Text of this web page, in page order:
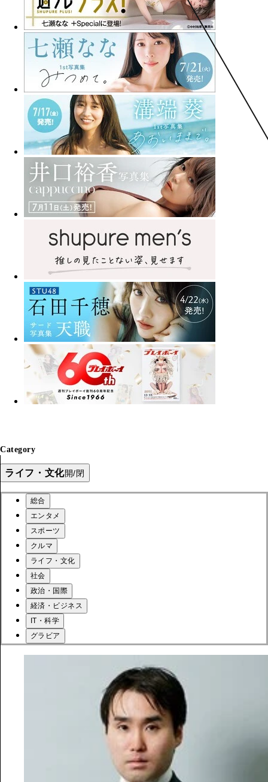
Category
ライフ・文化開/閉
総合
エンタメ
スポーツ
クルマ
ライフ・文化
社会
政治・国際
経済・ビジネス
IT・科学
グラビア